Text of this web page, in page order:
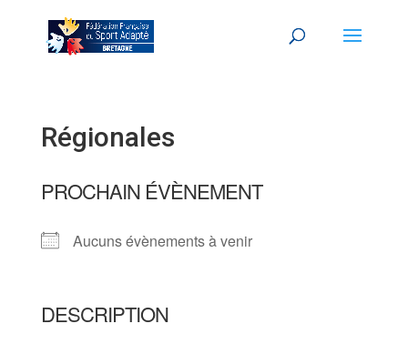
Régionales
PROCHAIN ÉVÈNEMENT
Aucuns évènements à venir
DESCRIPTION